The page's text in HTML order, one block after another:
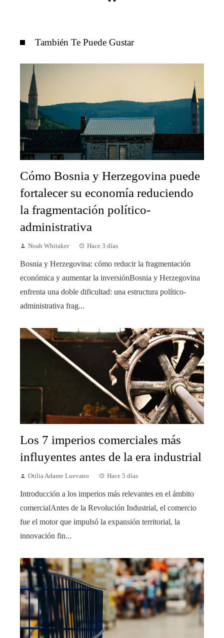
También Te Puede Gustar
Cómo Bosnia y Herzegovina puede
fortalecer su economía reduciendo
la fragmentación político-
administrativa
Noah Whitaker Hace 3 días
Bosnia y Herzegovina: cómo reducir la fragmentación
económica y aumentar la inversiónBosnia y Herzegovina
enfrenta una doble dificultad: una estructura político-
administrativa frag...
Los 7 imperios comerciales más
influyentes antes de la era industrial
Otilia Adame Luevano Hace 5 días
Introducción a los imperios más relevantes en el ámbito
comercialAntes de la Revolución Industrial, el comercio
fue el motor que impulsó la expansión territorial, la
innovación fin...